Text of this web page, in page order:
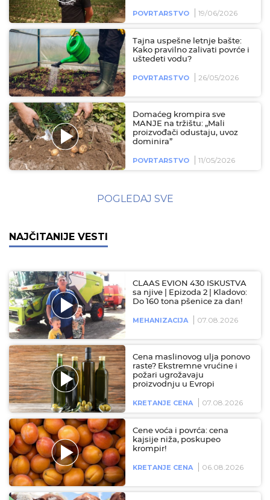
POVRTARSTVO 19/06/2026
Tajna uspešne letnje bašte:
Kako pravilno zalivati povrće i
uštedeti vodu?
POVRTARSTVO 26/05/2026
Domaćeg krompira sve
MANJE na tržištu: „Mali
proizvođači odustaju, uvoz
dominira”
POVRTARSTVO 11/05/2026
POGLEDAJ SVE
NAJČITANIJE VESTI
CLAAS EVION 430 ISKUSTVA
sa njive | Epizoda 2 | Kladovo:
Do 160 tona pšenice za dan!
MEHANIZACIJA 07.08.2026
Cena maslinovog ulja ponovo
raste? Ekstremne vrućine i
požari ugrožavaju
proizvodnju u Evropi
KRETANJE CENA 07.08.2026
Cene voća i povrća: cena
kajsije niža, poskupeo
krompir!
KRETANJE CENA 06.08.2026